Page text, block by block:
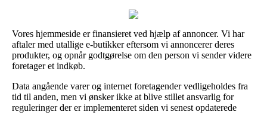
Vores hjemmeside er finansieret ved hjælp af annoncer. Vi har
aftaler med utallige e-butikker eftersom vi annoncerer deres
produkter, og opnår godtgørelse om den person vi sender videre
foretager et indkøb.
Data angående varer og internet foretagender vedligeholdes fra
tid til anden, men vi ønsker ikke at blive stillet ansvarlig for
reguleringer der er implementeret siden vi senest opdaterede